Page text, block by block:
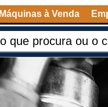
Máquinas à Venda